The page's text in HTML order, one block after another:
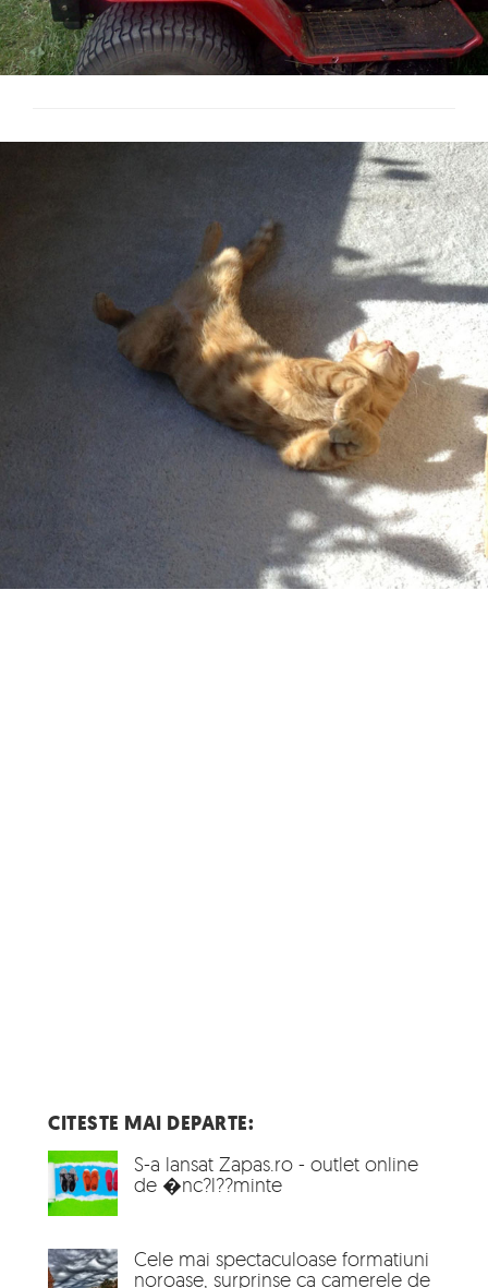
CITESTE MAI DEPARTE:
S-a lansat Zapas.ro - outlet online
de �nc?l??minte
Cele mai spectaculoase formatiuni
noroase, surprinse ca camerele de